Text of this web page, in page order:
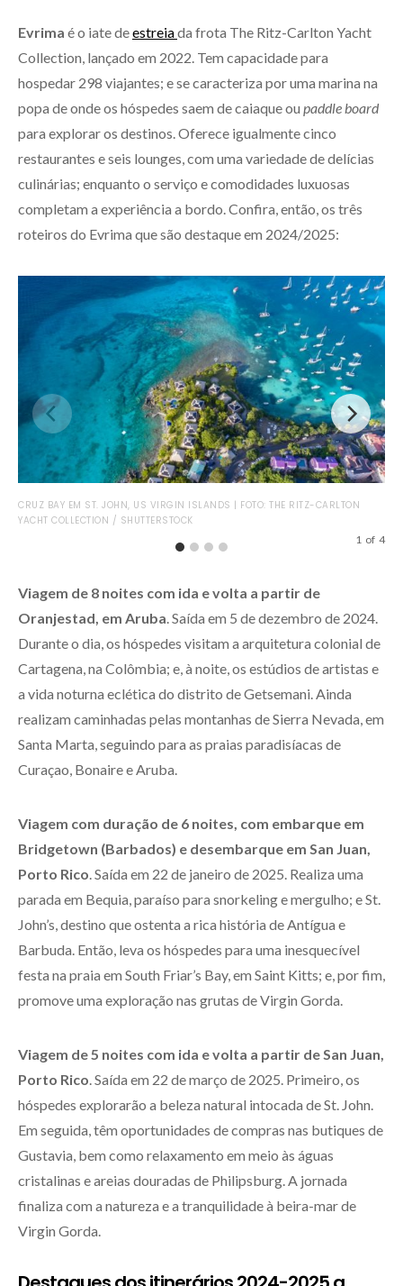
Evrima é o iate deestreiada frota The Ritz-Carlton Yacht
Collection, lançado em 2022. Tem capacidade para
hospedar 298 viajantes; e se caracteriza por uma marina na
popa de onde os hóspedes saem de caiaque ou paddle board
para explorar os destinos. Oferece igualmente cinco
restaurantes e seis lounges, com uma variedade de delícias
culinárias; enquanto o serviço e comodidades luxuosas
completam a experiência a bordo. Confira, então, os três
roteiros do Evrima que são destaque em 2024/2025:
CRUZ BAY EM ST. JOHN, US VIRGIN ISLANDS | FOTO: THE RITZ-CARLTON
YACHT COLLECTION / SHUTTERSTOCK
1 of 4
Viagem de 8 noites com ida e volta a partir de
Oranjestad, em Aruba . Saída em 5 de dezembro de 2024.
Durante o dia, os hóspedes visitam a arquitetura colonial de
Cartagena, na Colômbia; e, à noite, os estúdios de artistas e
a vida noturna eclética do distrito de Getsemani. Ainda
realizam caminhadas pelas montanhas de Sierra Nevada, em
Santa Marta, seguindo para as praias paradisíacas de
Curaçao, Bonaire e Aruba.
Viagem com duração de 6 noites, com embarque em
Bridgetown (Barbados) e desembarque em San Juan,
Porto Rico . Saída em 22 de janeiro de 2025. Realiza uma
parada em Bequia, paraíso para snorkeling e mergulho; e St.
John’s, destino que ostenta a rica história de Antígua e
Barbuda. Então, leva os hóspedes para uma inesquecível
festa na praia em South Friar’s Bay, em Saint Kitts; e, por fim,
promove uma exploração nas grutas de Virgin Gorda.
Viagem de 5 noites com ida e volta a partir de San Juan,
Porto Rico . Saída em 22 de março de 2025. Primeiro, os
hóspedes explorarão a beleza natural intocada de St. John.
Em seguida, têm oportunidades de compras nas butiques de
Gustavia, bem como relaxamento em meio às águas
cristalinas e areias douradas de Philipsburg. A jornada
finaliza com a natureza e a tranquilidade à beira-mar de
Virgin Gorda.